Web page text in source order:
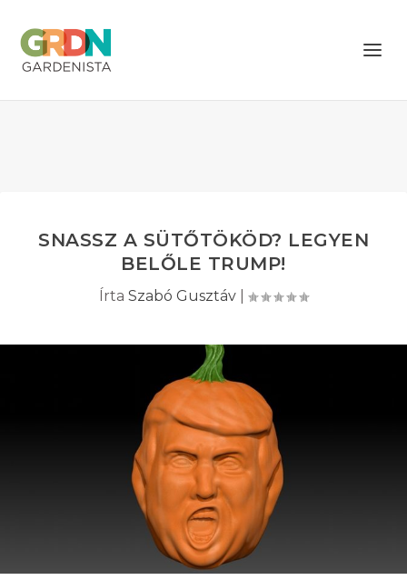
SNASSZ A SÜTŐTÖKÖD? LEGYEN
BELŐLE TRUMP!
Írta Szabó Gusztáv